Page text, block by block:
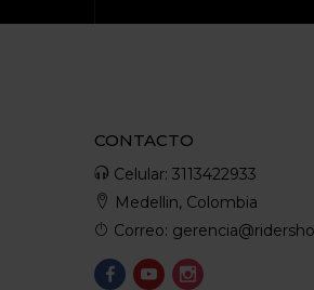
CONTACTO
Celular: 3113422933
Medellin, Colombia
Correo: